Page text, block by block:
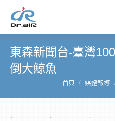
東森新聞台-臺灣
倒大鯨魚
您在這裡：
首頁 媒體報導